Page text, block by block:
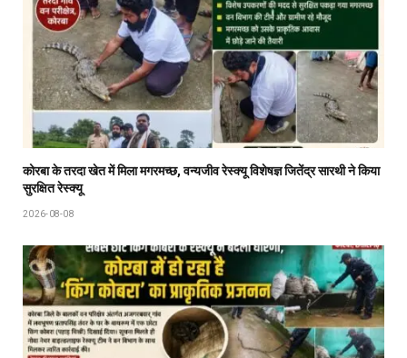
कोरबा के तरदा खेत में मिला मगरमच्छ, वन्यजीव रेस्क्यू विशेषज्ञ जितेंद्र सारथी ने किया
सुरक्षित रेस्क्यू
2026-08-08